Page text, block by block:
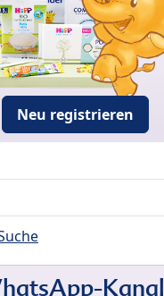
Neu registrieren
Kanal